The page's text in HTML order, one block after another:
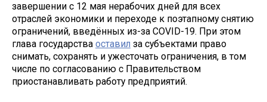
завершении с 12 мая нерабочих дней для всех
отраслей экономики и переходе к поэтапному снятию
ограничений, введённых из-за COVID-19. При этом
глава государства оставил за субъектами право
снимать, сохранять и ужесточать ограничения, в том
числе по согласованию с Правительством
приостанавливать работу предприятий.